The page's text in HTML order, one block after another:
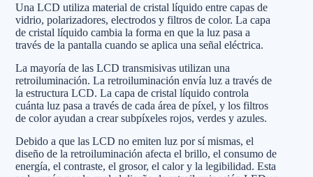
Una LCD utiliza material de cristal líquido entre capas de
vidrio, polarizadores, electrodos y filtros de color. La capa
de cristal líquido cambia la forma en que la luz pasa a
través de la pantalla cuando se aplica una señal eléctrica.
La mayoría de las LCD transmisivas utilizan una
retroiluminación. La retroiluminación envía luz a través de
la estructura LCD. La capa de cristal líquido controla
cuánta luz pasa a través de cada área de píxel, y los filtros
de color ayudan a crear subpíxeles rojos, verdes y azules.
Debido a que las LCD no emiten luz por sí mismas, el
diseño de la retroiluminación afecta el brillo, el consumo de
energía, el contraste, el grosor, el calor y la legibilidad. Esta